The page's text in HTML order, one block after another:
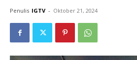
Penulis IGTV - Oktober 21, 2024